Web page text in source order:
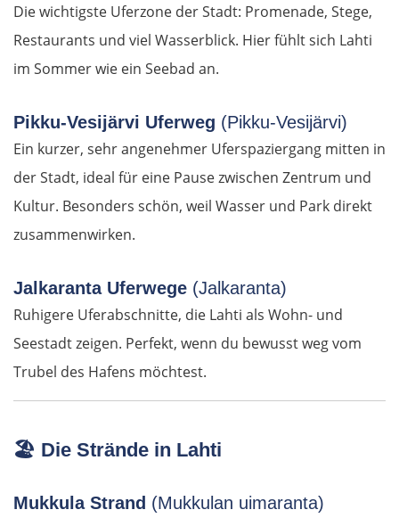
Die wichtigste Uferzone der Stadt: Promenade, Stege,
Restaurants und viel Wasserblick. Hier fühlt sich Lahti
im Sommer wie ein Seebad an.
Pikku-Vesijärvi Uferweg (Pikku-Vesijärvi)
Ein kurzer, sehr angenehmer Uferspaziergang mitten in
der Stadt, ideal für eine Pause zwischen Zentrum und
Kultur. Besonders schön, weil Wasser und Park direkt
zusammenwirken.
Jalkaranta Uferwege (Jalkaranta)
Ruhigere Uferabschnitte, die Lahti als Wohn- und
Seestadt zeigen. Perfekt, wenn du bewusst weg vom
Trubel des Hafens möchtest.
🏖️ Die Strände in Lahti
Mukkula Strand (Mukkulan uimaranta)
Dénia
Alicante
Murcia
Águilas
Almería
Málaga
Marbella
Gibraltar
Jerez de la Frontera
Sevilla